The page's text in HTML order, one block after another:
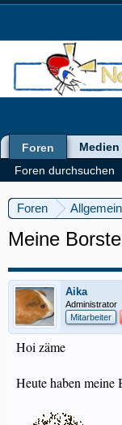
Foren
Meine
Aika
Administrator
Mitarbeiter
Hoi zäme
Heute haben meine
Foren
Foren durchsuchen
Medien